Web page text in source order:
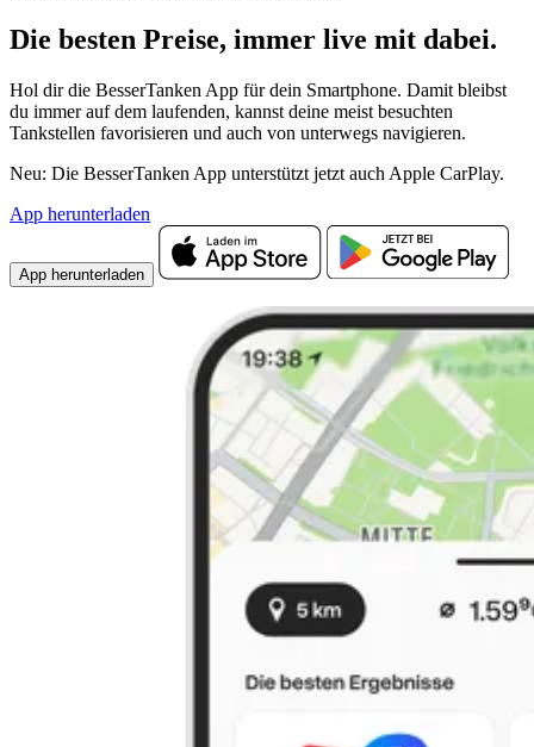
Die besten Preise, immer live mit dabei.
Hol dir die BesserTanken App für dein Smartphone. Damit bleibst
du immer auf dem laufenden, kannst deine meist besuchten
Tankstellen favorisieren und auch von unterwegs navigieren.
Neu: Die BesserTanken App unterstützt jetzt auch Apple CarPlay.
App herunterladen
App herunterladen